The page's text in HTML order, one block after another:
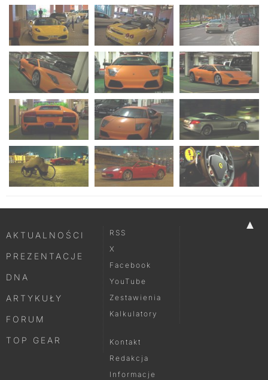
▲
AKTUALNOŚCI
PREZENTACJE
DNA
ARTYKUŁY
FORUM
TOP GEAR
RSS
X
Facebook
YouTube
Zestawienia
Kalkulatory
Kontakt
Redakcja
Informacje